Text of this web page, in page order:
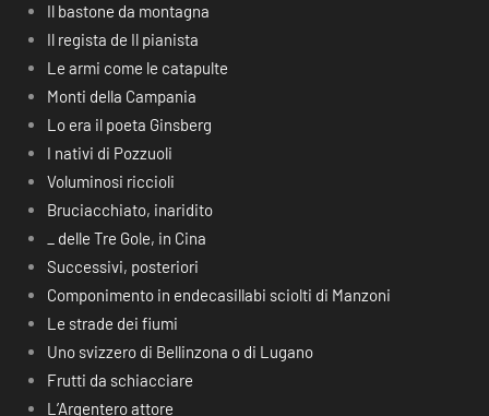
Il bastone da montagna
Il regista de Il pianista
Le armi come le catapulte
Monti della Campania
Lo era il poeta Ginsberg
I nativi di Pozzuoli
Voluminosi riccioli
Bruciacchiato, inaridito
_ delle Tre Gole, in Cina
Successivi, posteriori
Componimento in endecasillabi sciolti di Manzoni
Le strade dei fiumi
Uno svizzero di Bellinzona o di Lugano
Frutti da schiacciare
L’Argentero attore